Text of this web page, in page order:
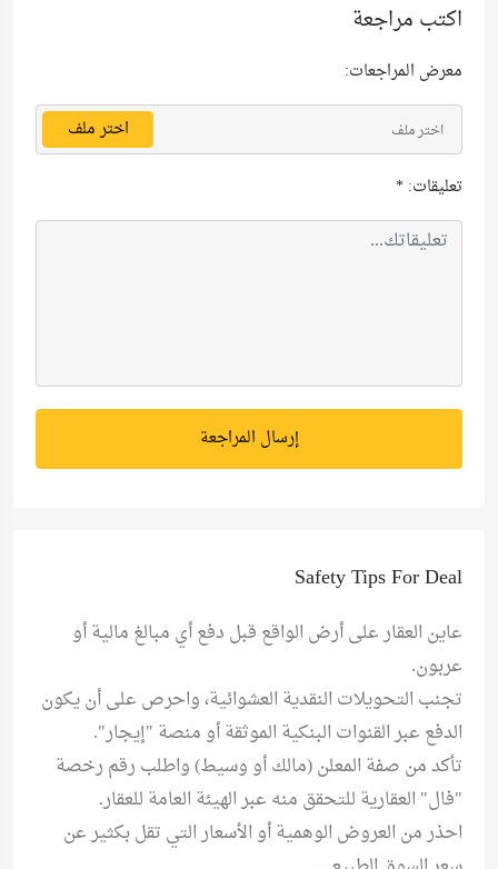
اكتب مراجعة
معرض المراجعات:
اختر ملف
اختر ملف
تعليقات:*
إرسال المراجعة
Safety Tips For Deal
عاين العقار على أرض الواقع قبل دفع أي مبالغ مالية أو
عربون.
تجنب التحويلات النقدية العشوائية، واحرص على أن يكون
الدفع عبر القنوات البنكية الموثقة أو منصة "إيجار".
تأكد من صفة المعلن (مالك أو وسيط) واطلب رقم رخصة
"فال" العقارية للتحقق منه عبر الهيئة العامة للعقار.
احذر من العروض الوهمية أو الأسعار التي تقل بكثير عن